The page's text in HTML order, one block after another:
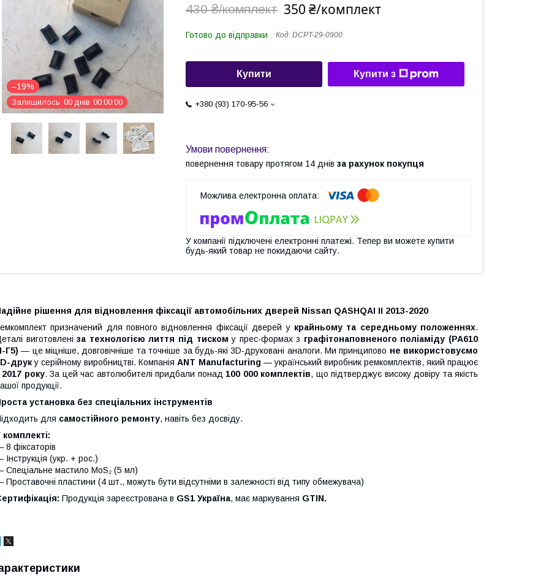
–19%
Залишилось 00 днів 00 00 00
430 ₴/комплект 350 ₴/комплект
Готово до відправки Код: DCPT-29-0900
Купити Купити з
+380 (93) 170-95-56
повернення товару протягом 14 днів за рахунок покупця
У компанії підключені електронні платежі. Тепер ви можете купити
будь-який товар не покидаючи сайту.
рішення для відновлення фіксації автомобільних дверей Nissan QASHQAI II 2013-2020
призначений для повного відновлення фіксації дверей у крайньому та середньому положеннях.
виготовленіза технологією лиття під тиском у прес-формах з графітонаповненого поліаміду (PA610
Г5) — це міцніше, довговічніше та точніше за будь-які 3D-друковані аналоги. Ми принципово не використовуємо
друку серійному виробництві. КомпаніяANT Manufacturing — український виробник ремкомплектів, який працює
2017 року. За цей час автолюбителі придбали понад 100 000 комплектів, що підтверджує високу довіру та якість
продукції.
установка без спеціальних інструментів
для самостійного ремонту, навіть без досвіду.
комплекті:
8 фіксаторів
Інструкція (укр. + рос.)
Спеціальне мастило MoS₂ (5 мл)
Проставочні пластини (4 шт., можуть бути відсутніми в залежності від типу обмежувача)
Продукція зареєстрована в GS1 Україна, має маркування GTIN.